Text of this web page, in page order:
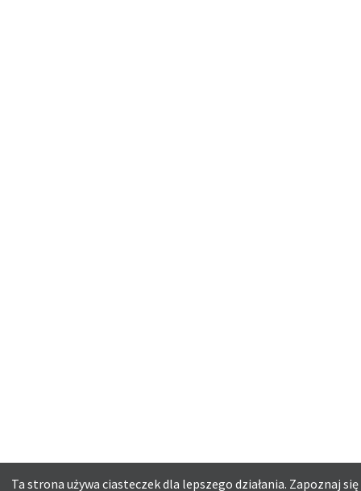
Ta strona używa ciasteczek dla lepszego działania. Zapoznaj